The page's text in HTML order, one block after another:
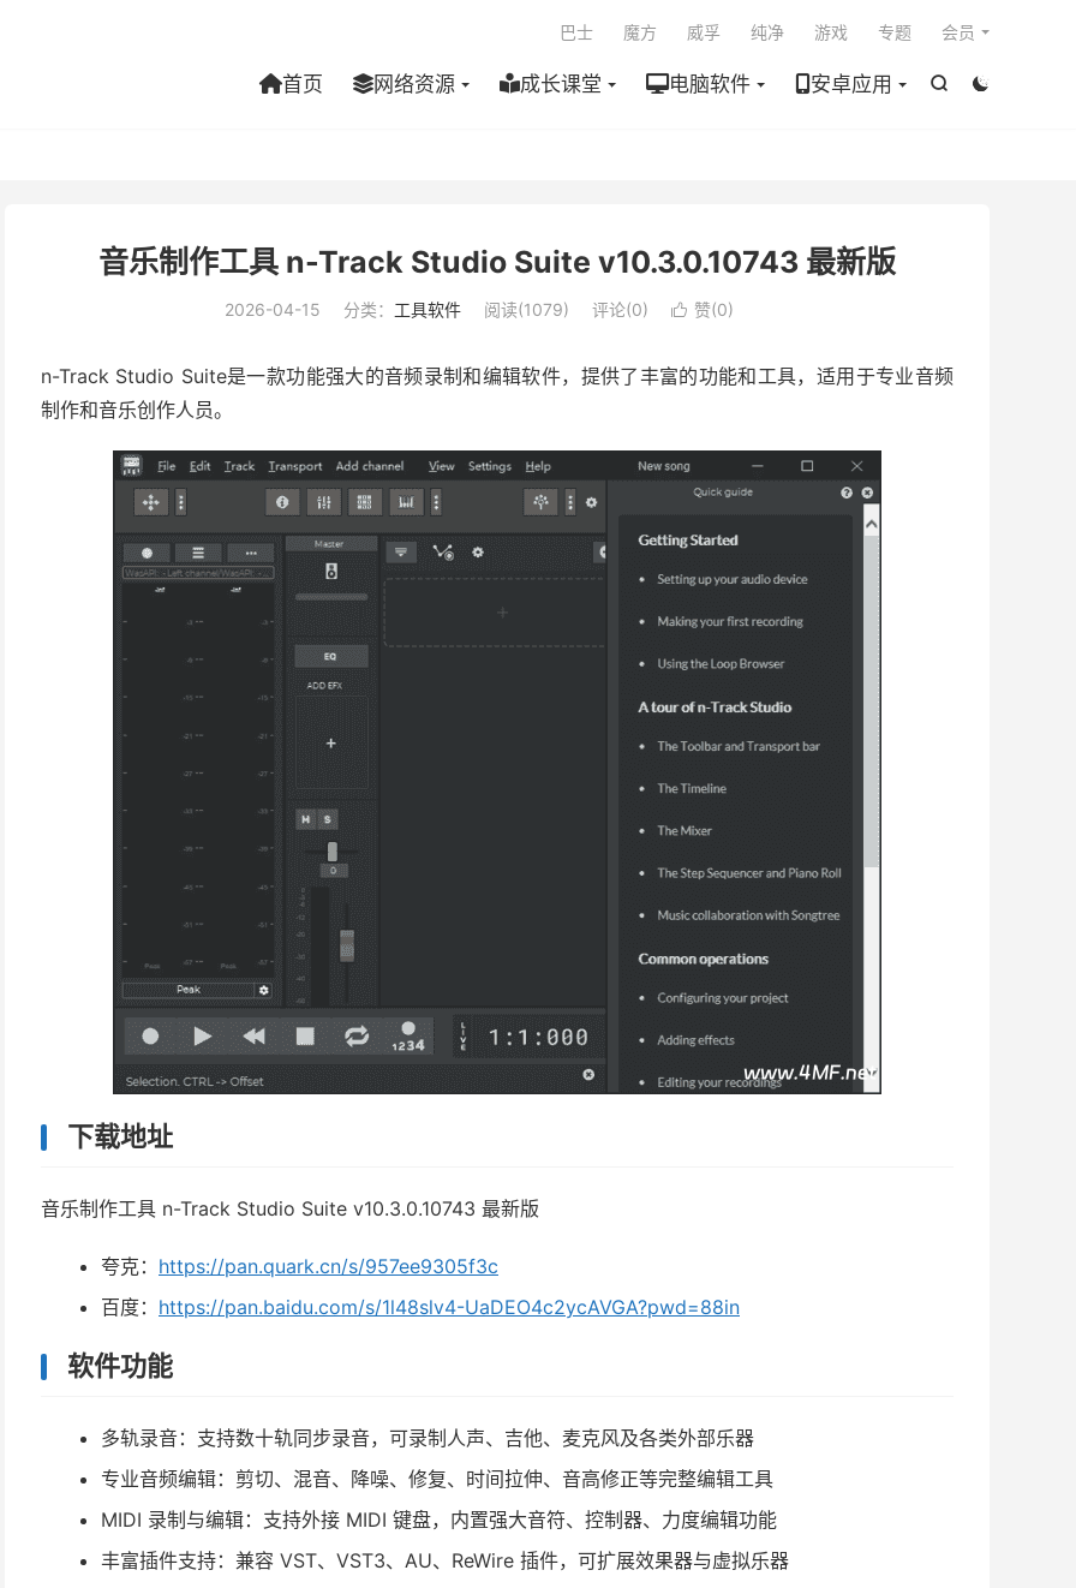


首页 网络资源 成长课堂 电脑软件 安卓应用
巴士 魔方 威孚 纯净 游戏 专题 会员
音乐制作工具 n-Track Studio Suite v10.3.0.10743 最新版
2026-04-15 分类： 工具软件 阅读(1079) 评论(0)  赞(0)
n-Track Studio Suite是一款功能强大的音频录制和编辑软件，提供了丰富的功能和工具，适用于专业音频
制作和音乐创作人员。
下载地址
音乐制作工具 n-Track Studio Suite v10.3.0.10743 最新版
夸克： https://pan.quark.cn/s/957ee9305f3c
百度： https://pan.baidu.com/s/1l48slv4-UaDEO4c2ycAVGA?pwd=88in
软件功能
多轨录音：支持数十轨同步录音，可录制人声、吉他、麦克风及各类外部乐器
专业音频编辑：剪切、混音、降噪、修复、时间拉伸、音高修正等完整编辑工具
MIDI 录制与编辑：支持外接 MIDI 键盘，内置强大音符、控制器、力度编辑功能
丰富插件支持：兼容 VST、VST3、AU、ReWire 插件，可扩展效果器与虚拟乐器